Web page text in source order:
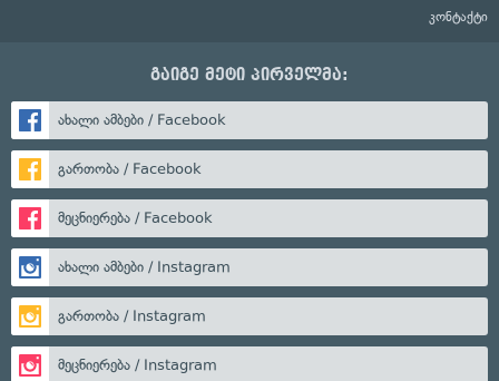
კონტაქტი
გაიგე მეტი პირველმა:
ახალი ამბები / Facebook
გართობა / Facebook
მეცნიერება / Facebook
ახალი ამბები / Instagram
გართობა / Instagram
მეცნიერება / Instagram